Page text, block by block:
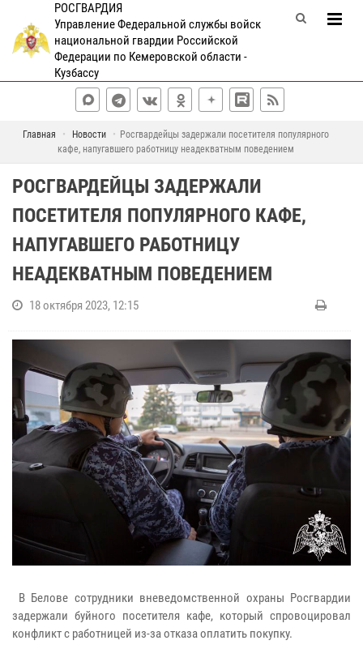
РОСГВАРДИЯ
Управление Федеральной службы войск
национальной гвардии Российской
Федерации по Кемеровской области -
Кузбассу
Главная Новости
Росгвардейцы задержали посетителя популярного
кафе, напугавшего работницу неадекватным поведением
РОСГВАРДЕЙЦЫ ЗАДЕРЖАЛИ
ПОСЕТИТЕЛЯ ПОПУЛЯРНОГО КАФЕ,
НАПУГАВШЕГО РАБОТНИЦУ
НЕАДЕКВАТНЫМ ПОВЕДЕНИЕМ
18 октября 2023, 12:15
В Белове сотрудники вневедомственной охраны Росгвардии
задержали буйного посетителя кафе, который спровоцировал
конфликт с работницей из-за отказа оплатить покупку.